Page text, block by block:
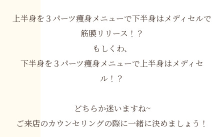
上半身を３パーツ痩身メニューで下半身はメディセルで
筋膜リリース！？
もしくわ、
下半身を３パーツ痩身メニューで上半身はメディセ
ル！？
どちらか迷いますね~
ご来店のカウンセリングの際に一緒に決めましょう！